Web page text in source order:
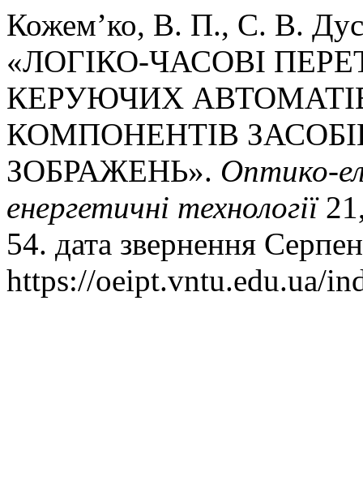
Кожем’ко, В. П., С. В.
«ЛОГІКО-ЧАСОВІ
КЕРУЮЧИХ
КОМПОНЕНТІВ
ЗОБРАЖЕНЬ». Оптико-
енергетичнi технологiї
54. дата звернення
https://oeipt.vntu.edu.ua/